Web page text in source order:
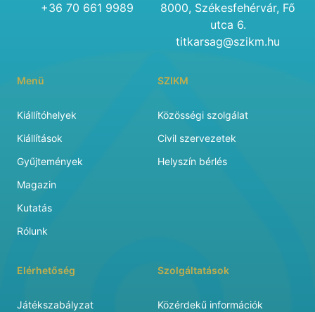
+36 70 661 9989
8000, Székesfehérvár, Fő
utca 6.
titkarsag@szikm.hu
Menü
Kiállítóhelyek
Kiállítások
Gyűjtemények
Magazin
Kutatás
Rólunk
SZIKM
Közösségi szolgálat
Civil szervezetek
Helyszín bérlés
Elérhetőség
Játékszabályzat
Szolgáltatások
Közérdekű információk